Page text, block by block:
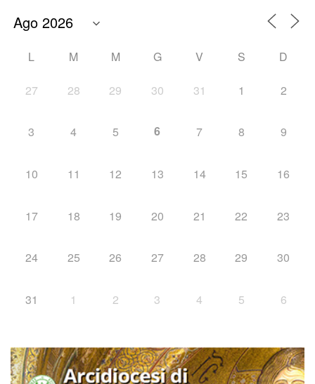
L M M G V S D
27 28 29 30 31 1 2
3 4 5 6 7 8 9
10 11 12 13 14 15 16
17 18 19 20 21 22 23
24 25 26 27 28 29 30
31 1 2 3 4 5 6